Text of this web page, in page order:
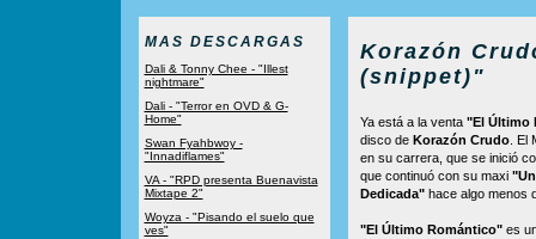
MAS DESCARGAS
Dali & Tonny Chee - "Illest
nightmare"
Dali - "Terror en OVD & G-
Home"
Swan Fyahbwoy -
"Innadiflames"
VA - "RPD presenta Buenavista
Mixtape 2"
Woyza - "Pisando el suelo que
ves"
Korazón
(snippet)"
Ya está a la venta "El Último
disco de Korazón Crudo. El
en su carrera, que se inició
que continuó con su maxi
Dedicada"hace algo menos
"El Último Romántico"es